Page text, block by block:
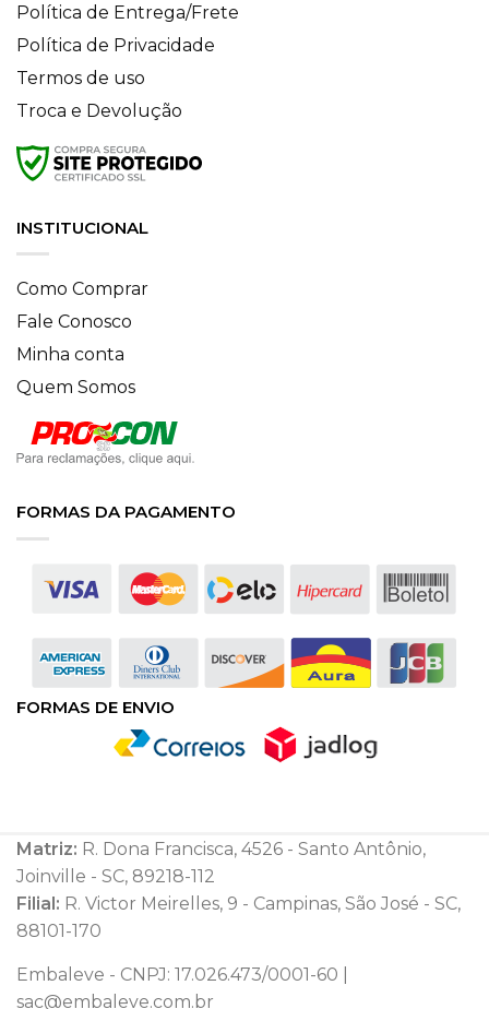
Política de Entrega/Frete
Política de Privacidade
Termos de uso
Troca e Devolução
INSTITUCIONAL
Como Comprar
Fale Conosco
Minha conta
Quem Somos
FORMAS DA PAGAMENTO
FORMAS DE ENVIO
Matriz: R. Dona Francisca, 4526 - Santo Antônio,
Joinville - SC, 89218-112
Filial: R. Victor Meirelles, 9 - Campinas, São José - SC,
88101-170
Embaleve - CNPJ: 17.026.473/0001-60 |
sac@embaleve.com.br